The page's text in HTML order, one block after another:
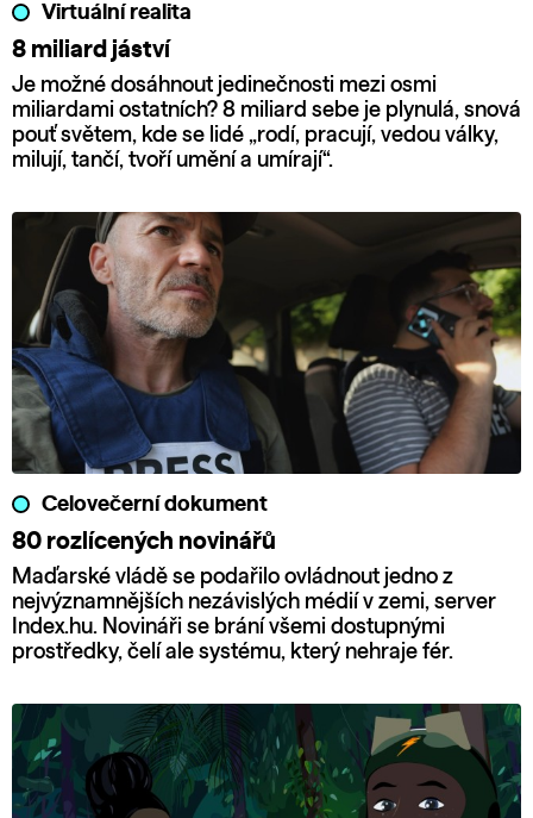
Virtuální realita
8 miliard jáství
Je možné dosáhnout jedinečnosti mezi osmi
miliardami ostatních? 8 miliard sebe je plynulá, snová
pouť světem, kde se lidé „rodí, pracují, vedou války,
milují, tančí, tvoří umění a umírají“.
Celovečerní dokument
80 rozlícených novinářů
Maďarské vládě se podařilo ovládnout jedno z
nejvýznamnějších nezávislých médií v zemi, server
Index.hu. Novináři se brání všemi dostupnými
prostředky, čelí ale systému, který nehraje fér.